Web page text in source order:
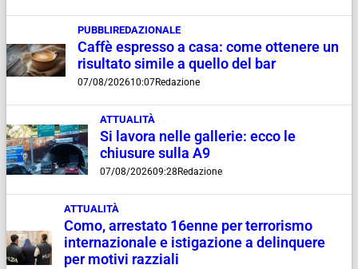
PUBBLIREDAZIONALE
Caffè espresso a casa: come ottenere un
risultato simile a quello del bar
07/08/202610:07Redazione
ATTUALITÀ
Si lavora nelle gallerie: ecco le
chiusure sulla A9
07/08/202609:28 Redazione
ATTUALITÀ
Como, arrestato 16enne per terrorismo
internazionale e istigazione a delinquere
per motivi razziali